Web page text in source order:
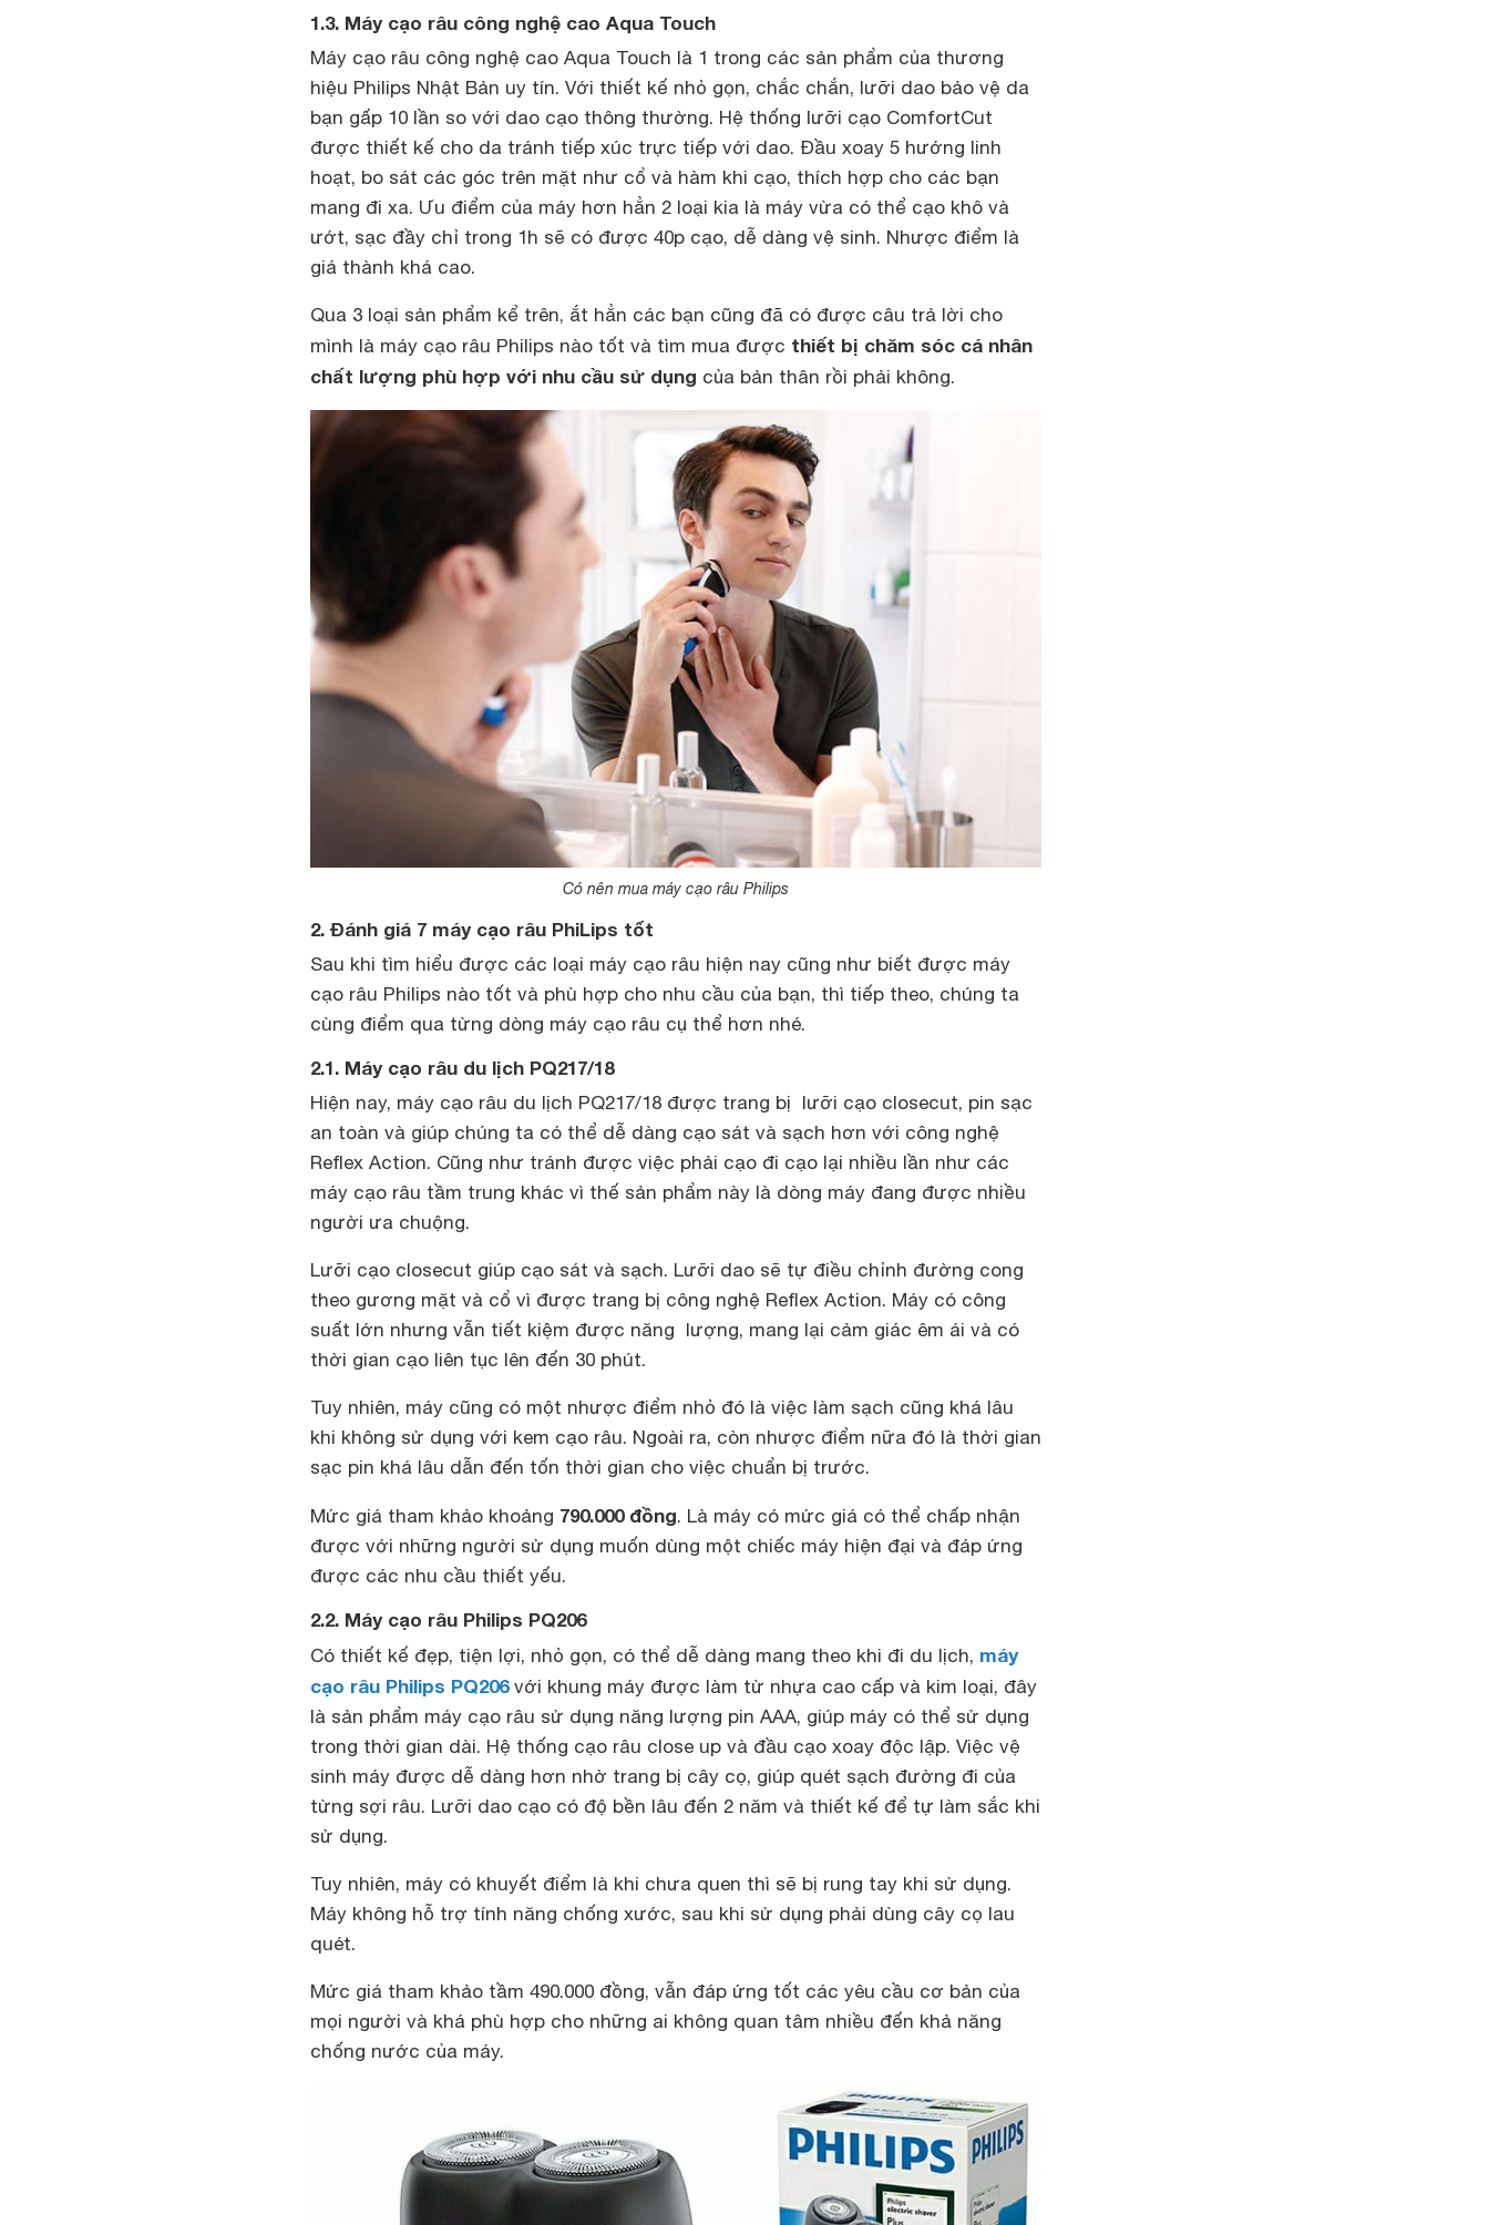
1.3. Máy cạo râu công nghệ cao Aqua Touch
Máy cạo râu công nghệ cao Aqua Touch là 1 trong các sản phẩm của thương
hiệu Philips Nhật Bản uy tín. Với thiết kế nhỏ gọn, chắc chắn, lưỡi dao bảo vệ da
bạn gấp 10 lần so với dao cạo thông thường. Hệ thống lưỡi cạo ComfortCut
được thiết kế cho da tránh tiếp xúc trực tiếp với dao. Đầu xoay 5 hướng linh
hoạt, bo sát các góc trên mặt như cổ và hàm khi cạo, thích hợp cho các bạn
mang đi xa. Ưu điểm của máy hơn hẳn 2 loại kia là máy vừa có thể cạo khô và
ướt, sạc đầy chỉ trong 1h sẽ có được 40p cạo, dễ dàng vệ sinh. Nhược điểm là
giá thành khá cao.
Qua 3 loại sản phẩm kể trên, ắt hẳn các bạn cũng đã có được câu trả lời cho
mình là máy cạo râu Philips nào tốt và tìm mua được thiết bị chăm sóc cá nhân
chất lượng phù hợp với nhu cầu sử dụng của bản thân rồi phải không.
Có nên mua máy cạo râu Philips
2. Đánh giá 7 máy cạo râu PhiLips tốt
Sau khi tìm hiểu được các loại máy cạo râu hiện nay cũng như biết được máy
cạo râu Philips nào tốt và phù hợp cho nhu cầu của bạn, thì tiếp theo, chúng ta
cùng điểm qua từng dòng máy cạo râu cụ thể hơn nhé.
2.1. Máy cạo râu du lịch PQ217/18
Hiện nay, máy cạo râu du lịch PQ217/18 được trang bị lưỡi cạo closecut, pin sạc
an toàn và giúp chúng ta có thể dễ dàng cạo sát và sạch hơn với công nghệ
Reflex Action. Cũng như tránh được việc phải cạo đi cạo lại nhiều lần như các
máy cạo râu tầm trung khác vì thế sản phẩm này là dòng máy đang được nhiều
người ưa chuộng.
Lưỡi cạo closecut giúp cạo sát và sạch. Lưỡi dao sẽ tự điều chỉnh đường cong
theo gương mặt và cổ vì được trang bị công nghệ Reflex Action. Máy có công
suất lớn nhưng vẫn tiết kiệm được năng lượng, mang lại cảm giác êm ái và có
thời gian cạo liên tục lên đến 30 phút.
Tuy nhiên, máy cũng có một nhược điểm nhỏ đó là việc làm sạch cũng khá lâu
khi không sử dụng với kem cạo râu. Ngoài ra, còn nhược điểm nữa đó là thời gian
sạc pin khá lâu dẫn đến tốn thời gian cho việc chuẩn bị trước.
Mức giá tham khảo khoảng 790.000 đồng. Là máy có mức giá có thể chấp nhận
được với những người sử dụng muốn dùng một chiếc máy hiện đại và đáp ứng
được các nhu cầu thiết yếu.
2.2. Máy cạo râu Philips PQ206
Có thiết kế đẹp, tiện lợi, nhỏ gọn, có thể dễ dàng mang theo khi đi du lịch, máy
cạo râu Philips PQ206với khung máy được làm từ nhựa cao cấp và kim loại, đây
là sản phẩm máy cạo râu sử dụng năng lượng pin AAA, giúp máy có thể sử dụng
trong thời gian dài. Hệ thống cạo râu close up và đầu cạo xoay độc lập. Việc vệ
sinh máy được dễ dàng hơn nhờ trang bị cây cọ, giúp quét sạch đường đi của
từng sợi râu. Lưỡi dao cạo có độ bền lâu đến 2 năm và thiết kế để tự làm sắc khi
sử dụng.
Tuy nhiên, máy có khuyết điểm là khi chưa quen thì sẽ bị rung tay khi sử dụng.
Máy không hỗ trợ tính năng chống xước, sau khi sử dụng phải dùng cây cọ lau
quét.
Mức giá tham khảo tầm 490.000 đồng, vẫn đáp ứng tốt các yêu cầu cơ bản của
mọi người và khá phù hợp cho những ai không quan tâm nhiều đến khả năng
chống nước của máy.